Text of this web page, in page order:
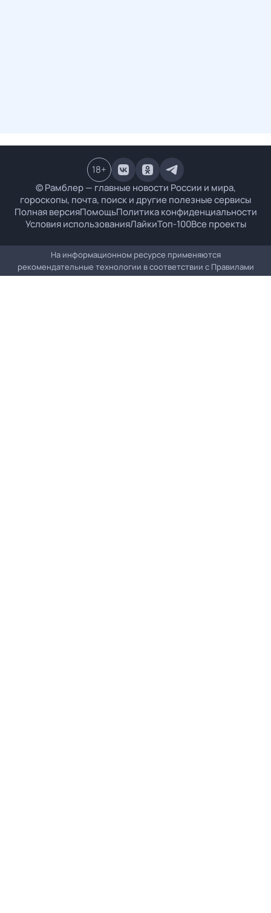
© Рамблер — главные новости России и мира,
гороскопы, почта, поиск и другие полезные сервисы
Полная версияПомощьПолитика конфиденциальности
Условия использованияЛайкиТоп-100Все проекты
18+
На информационном ресурсе применяются
рекомендательные технологии в соответствии с Правилами